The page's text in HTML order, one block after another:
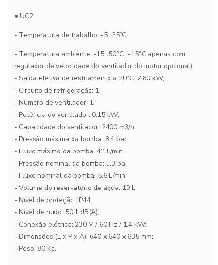
● UC2
- Temperatura de trabalho: -5...25ºC;
- Temperatura ambiente: -15...50°C (-15°C apenas com
regulador de velocidade do ventilador do motor opcional);
- Saída efetiva de resfriamento a 20°C: 2.80 kW;
- Circuito de refrigeração: 1;
- Numero de ventilador: 1;
- Potência do ventilador: 0.15 kW;
- Capacidade do ventilador: 2400 m3/h,
- Pressão máxima da bomba: 3.4 bar;
- Fluxo máximo da bomba: 42 L/min.;
- Pressão nominal da bomba: 3.3 bar;
- Fluxo nominal da bomba: 5.6 L/min.;
- Volume do reservatório de água: 19 L;
- Nível de proteção: IP44;
- Nível de ruído: 50.1 dB(A);
- Conexão elétrica: 230 V / 60 Hz / 1.4 kW;
- Dimensões (L x P x A): 640 x 640 x 635 mm;
- Peso: 80 Kg.